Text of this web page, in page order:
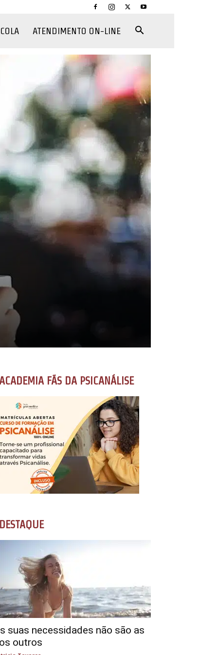
ATENDIMENTO ON-LINE
ACADEMIA FÃS DA PSICANÁLISE
DESTAQUE
suas necessidades não são as
outros